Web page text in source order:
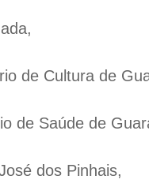
de Cultura de
de Saúde de
dos Pinhais,